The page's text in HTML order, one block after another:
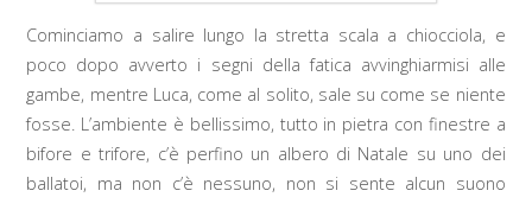
Cominciamo a salire lungo la stretta scala a chiocciola, e
poco dopo avverto i segni della fatica avvinghiarmisi alle
gambe, mentre Luca, come al solito, sale su come se niente
fosse. L’ambiente è bellissimo, tutto in pietra con finestre a
bifore e trifore, c’è perfino un albero di Natale su uno dei
ballatoi, ma non c’è nessuno, non si sente alcun suono